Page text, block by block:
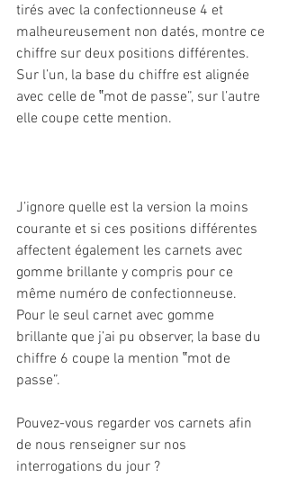
tirés avec la confectionneuse 4 et
malheureusement non datés, montre ce
chiffre sur deux positions différentes.
Sur l’un, la base du chiffre est alignée
avec celle de ‟mot de passe”, sur l’autre
elle coupe cette mention.
J’ignore quelle est la version la moins
courante et si ces positions différentes
affectent également les carnets avec
gomme brillante y compris pour ce
même numéro de confectionneuse.
Pour le seul carnet avec gomme
brillante que j’ai pu observer, la base du
chiffre 6 coupe la mention ‟mot de
passe”.
Pouvez-vous regarder vos carnets afin
de nous renseigner sur nos
interrogations du jour ?